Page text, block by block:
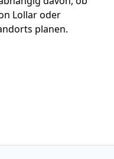
Lollar oder
planen.